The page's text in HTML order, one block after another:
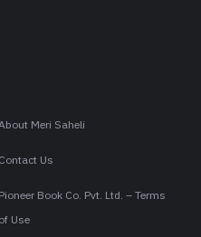
Meri Saheli
Contact Us
Pioneer Book Co. Pvt. Ltd. – Terms
of Use